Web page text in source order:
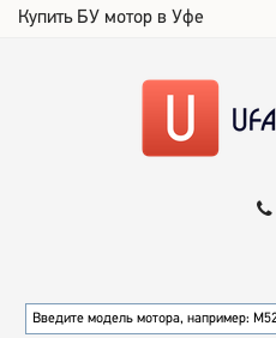
Купить БУ мотор в Уфе